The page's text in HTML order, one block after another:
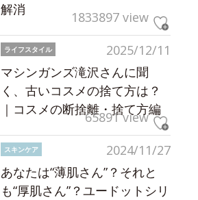
解消
1833897 view
2025/12/11
ライフスタイル
マシンガンズ滝沢さんに聞
く、古いコスメの捨て方は？
｜コスメの断捨離・捨て方編
65891 view
2024/11/27
スキンケア
あなたは“薄肌さん”？それと
も“厚肌さん”？ユードットシリ